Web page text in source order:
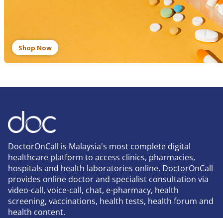
Shop Now
DoctorOnCall is Malaysia's most complete digital
healthcare platform to access clinics, pharmacies,
hospitals and health laboratories online. DoctorOnCall
provides online doctor and specialist consultation via
video-call, voice-call, chat, e-pharmacy, health
screening, vaccinations, health tests, health forum and
health content.